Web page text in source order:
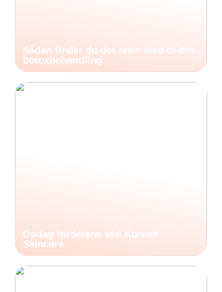
Sådan finder du det rette sted til din
botoxbehandling
Opdag fordelene ved Korean
Skincare